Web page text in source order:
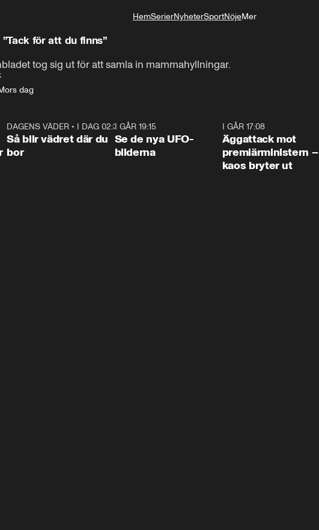
HemSerierNyheterSportNöjeMer
för att du finns”
tog sig ut för att samla in mammahyllningar.
dag
1:06
DAGENS VÄDER • I DAG 02:30
Så blir vädret där du
bor
I GÅR 19:15
Se de nya UFO-
bilderna
I GÅR 17:08
Äggattack mot
premiärministern –
kaos bryter ut